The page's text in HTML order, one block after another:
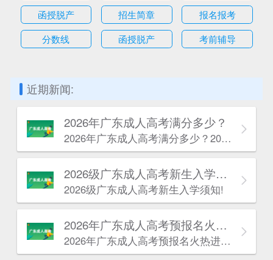
函授脱产
招生简章
报名报考
分数线
函授脱产 考前辅导
近期新闻:
2026年广东成人高考满分多少？
2026年广东成人高考满分多少？2026年广东成人高考满分根据报考层次不同分为两种情况。
2026级广东成人高考新生入学须知!
2026级广东成人高考新生入学须知!
2026年广东成人高考预报名火热进行中！
2026年广东成人高考预报名火热进行中！